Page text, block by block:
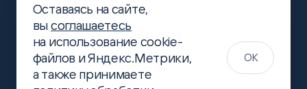
(499)
444-16-51
info@slsoft.ru
Хабр
Оставаясь на сайте,
высоглашаетесь
на использование cookie-
файлов и Яндекс.Метрики,
а также принимаете
OK